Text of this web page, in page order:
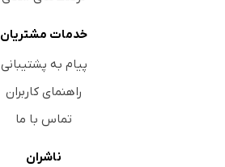
خدمات مشتریان
پیام به پشتیبانی
راهنمای کاربران
تماس با ما
ناشران